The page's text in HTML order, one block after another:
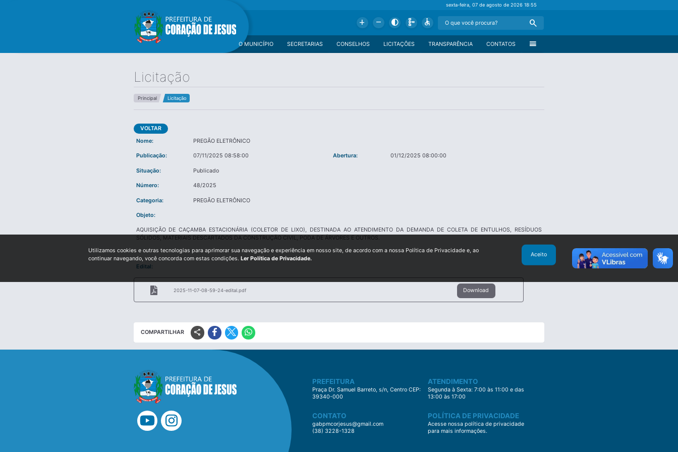
sexta-feira, 07 de agosto de 202618:55
Add Remove Contrast Schema Accessible Search
menu
CONTATOS
TRANSPARÊNCIA
LICITAÇÕES
CONSELHOS
SECRETARIAS
O MUNICÍPIO
Licitação
Principal Licitação
VOLTAR
Nome:
PREGÃO ELETRÔNICO
Publicação: 07/11/2025 08:58:00 Abertura: 01/12/2025 08:00:00
Situação: Publicado
Número: 48/2025
Categoria: PREGÃO ELETRÔNICO
Objeto:
AQUISIÇÃO DE CAÇAMBA ESTACIONÁRIA (COLETOR DE LIXO), DESTINADA AO ATENDIMENTO DA DEMANDA DE COLETA DE ENTULHOS, RESÍDUOS
SÓLIDOS, MATERIAIS DESCARTADOS DA CONSTRUÇÃO CIVIL, PODA DE ÁRVORES E OUTROS.
Edital:
2025-11-07-08-59-24-edital.pdf Download
COMPARTILHAR share
PREFEITURA
Praça Dr. Samuel Barreto, s/n, Centro CEP:
39340-000
ATENDIMENTO
Segunda à Sexta: 7:00 às 11:00 e das
13:00 às 17:00
CONTATO
gabpmcorjesus@gmail.com
(38) 3228-1328
POLÍTICA DE PRIVACIDADE
Acesse nossa política de privacidade
para mais informações.
Utilizamos cookies e outras tecnologias para aprimorar sua navegação e experiência em nosso site, de acordo com a nossa Política de Privacidade e, ao
continuar navegando, você concorda com estas condições. Ler Política de Privacidade.
Aceito